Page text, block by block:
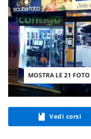
MOSTRA LE 21 FOTO
Vedi corsi